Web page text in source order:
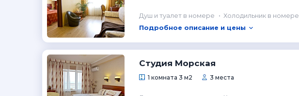
Душ и туалет в номере Холодильник в номере
Подробное описание и цены
Студия Морская
1 комната 3 м2 3 места